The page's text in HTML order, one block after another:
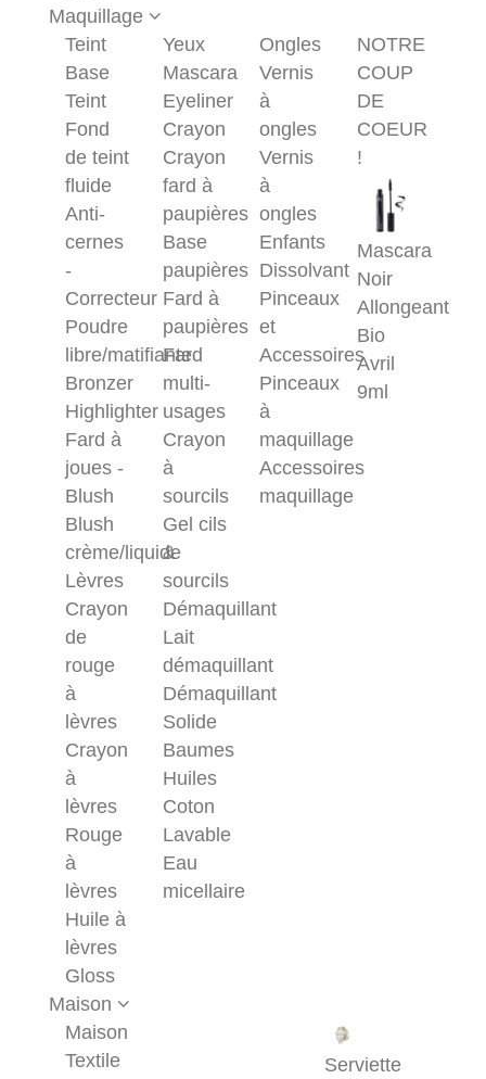
Maquillage
Teint
Base
Teint
Fond
de teint
fluide
Anti-
cernes
-
Correcteur
Poudre
libre/matifiante
Bronzer
Highlighter
Fard à
joues -
Blush
Blush
crème/liquide
Lèvres
Crayon
de
rouge
à
lèvres
Crayon
à
lèvres
Rouge
à
lèvres
Huile à
lèvres
Gloss
Yeux
Mascara
Eyeliner
Crayon
Crayon
fard à
paupières
Base
paupières
Fard à
paupières
Fard
multi-
usages
Crayon
à
sourcils
Gel cils
&
sourcils
Démaquillant
Lait
démaquillant
Démaquillant
Solide
Baumes
Huiles
Coton
Lavable
Eau
micellaire
Ongles
Vernis
à
ongles
Vernis
à
ongles
Enfants
Dissolvant
Pinceaux
et
Accessoires
Pinceaux
à
maquillage
Accessoires
maquillage
NOTRE
COUP
DE
COEUR
!
Mascara
Noir
Allongeant
Bio
Avril
9ml
Maison
Maison
Textile
Serviette